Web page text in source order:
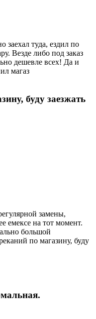
заехал туда, ездил по
Везде либо под заказ
дешевле всех! Да и
магаз
буду заезжать
замены,
емексе на тот момент.
большой
по магазину, буду